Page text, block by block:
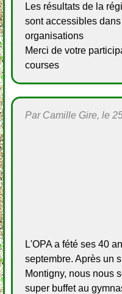
Les résultats de la
sont accessibles
organisations
Merci de votre
courses
Par Camille Gire, le
L'OPA a fété ses 40
septembre. Après un
Montigny, nous nous
super buffet au